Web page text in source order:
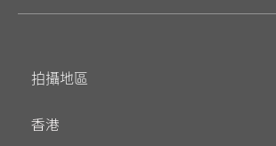
拍攝地區
香港